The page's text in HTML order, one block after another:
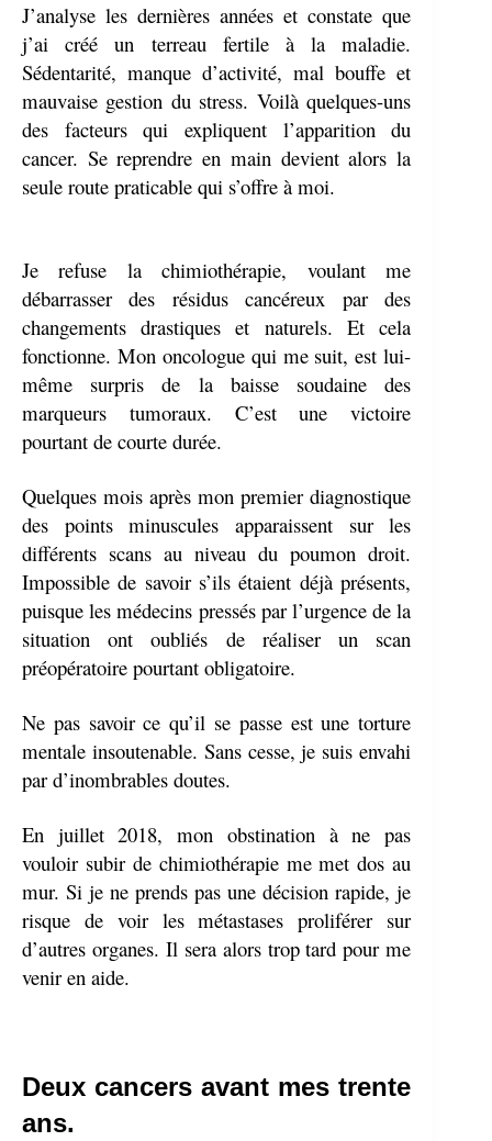
J’analyse les dernières années et constate que
j’ai créé un terreau fertile à la maladie.
Sédentarité, manque d’activité, mal bouffe et
mauvaise gestion du stress. Voilà quelques-uns
des facteurs qui expliquent l’apparition du
cancer. Se reprendre en main devient alors la
seule route praticable qui s’offre à moi.
Je refuse la chimiothérapie, voulant me
débarrasser des résidus cancéreux par des
changements drastiques et naturels. Et cela
fonctionne. Mon oncologue qui me suit, est lui-
même surpris de la baisse soudaine des
marqueurs tumoraux. C’est une victoire
pourtant de courte durée.
Quelques mois après mon premier diagnostique
des points minuscules apparaissent sur les
différents scans au niveau du poumon droit.
Impossible de savoir s’ils étaient déjà présents,
puisque les médecins pressés par l’urgence de la
situation ont oubliés de réaliser un scan
préopératoire pourtant obligatoire.
Ne pas savoir ce qu’il se passe est une torture
mentale insoutenable. Sans cesse, je suis envahi
par d’inombrables doutes.
En juillet 2018, mon obstination à ne pas
vouloir subir de chimiothérapie me met dos au
mur. Si je ne prends pas une décision rapide, je
risque de voir les métastases proliférer sur
d’autres organes. Il sera alors trop tard pour me
venir en aide.
Deux cancers avant mes trente
ans.